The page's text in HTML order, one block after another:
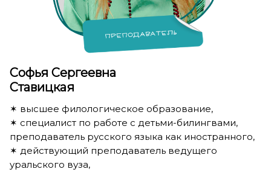
Софья Сергеевна
Ставицкая
✶ высшее филологическое образование,
✶ специалист по работе с детьми-билингвами,
преподаватель русского языка как иностранного,
✶ действующий преподаватель ведущего
уральского вуза,